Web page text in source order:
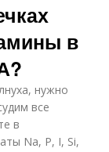
в
нужно
все
в
Na, P, I, Si,